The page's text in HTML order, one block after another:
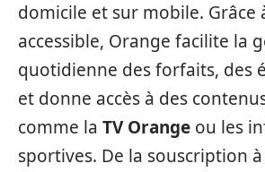
domicile et sur mobile. Grâce
accessible, Orange facilite la
quotidienne des forfaits, des
et donne accès à des
comme la TV Orange ou les
sportives. De la souscription